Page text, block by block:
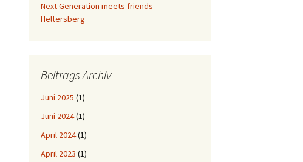
Next Generation meets friends –
Heltersberg
Beitrags Archiv
Juni 2025 (1)
Juni 2024(1)
April 2024(1)
April 2023 (1)